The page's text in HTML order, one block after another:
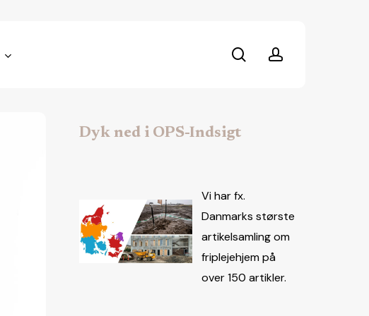
searchaccount
Dyk ned i OPS-Indsigt
Vi har fx.
Danmarks største
artikelsamling om
friplejehjem på
over 150 artikler.